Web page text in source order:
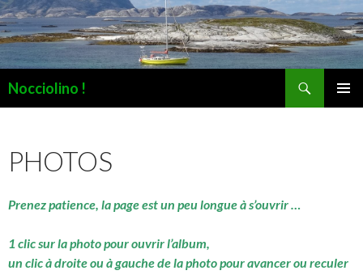
Nocciolino !
PHOTOS
Prenez patience, la page est un peu longue à s’ouvrir …
1 clic sur la photo pour ouvrir l’album,
un clic à droite ou à gauche de la photo pour avancer ou reculer